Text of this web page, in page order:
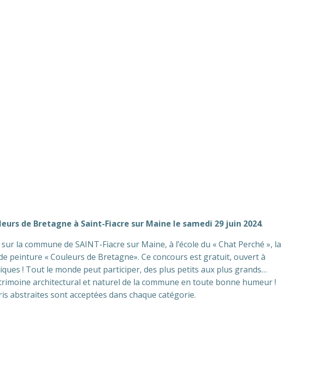
de Bretagne à Saint-Fiacre sur Maine le samedi 29 juin 2024.
la commune de SAINT-Fiacre sur Maine, à l’école du « Chat Perché », la
peinture « Couleurs de Bretagne». Ce concours est gratuit, ouvert à
! Tout le monde peut participer, des plus petits aux plus grands…
architectural et naturel de la commune en toute bonne humeur !
abstraites sont acceptées dans chaque catégorie.